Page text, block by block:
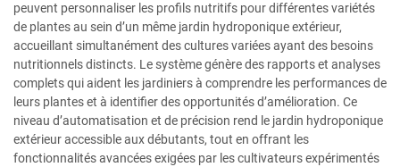
peuvent personnaliser les profils nutritifs pour différentes variétés
de plantes au sein d’un même jardin hydroponique extérieur,
accueillant simultanément des cultures variées ayant des besoins
nutritionnels distincts. Le système génère des rapports et analyses
complets qui aident les jardiniers à comprendre les performances de
leurs plantes et à identifier des opportunités d’amélioration. Ce
niveau d’automatisation et de précision rend le jardin hydroponique
extérieur accessible aux débutants, tout en offrant les
fonctionnalités avancées exigées par les cultivateurs expérimentés